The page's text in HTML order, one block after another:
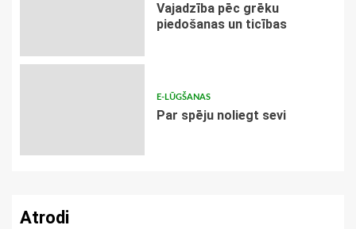
Vajadzība pēc grēku
piedošanas un ticības
E-LŪGŠANAS
Par spēju noliegt sevi
Atrodi